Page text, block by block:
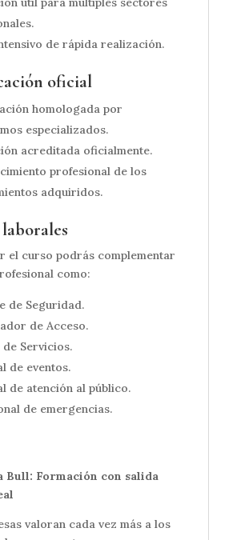
de rápida realización.
oficial
homologada por
especializados.
acreditada oficialmente.
profesional de los
adquiridos.
el curso podrás complementar
como:
de Seguridad.
de Acceso.
Servicios.
de eventos.
de atención al público.
de emergencias.
Bull: Formación con salida
valoran cada vez más a los